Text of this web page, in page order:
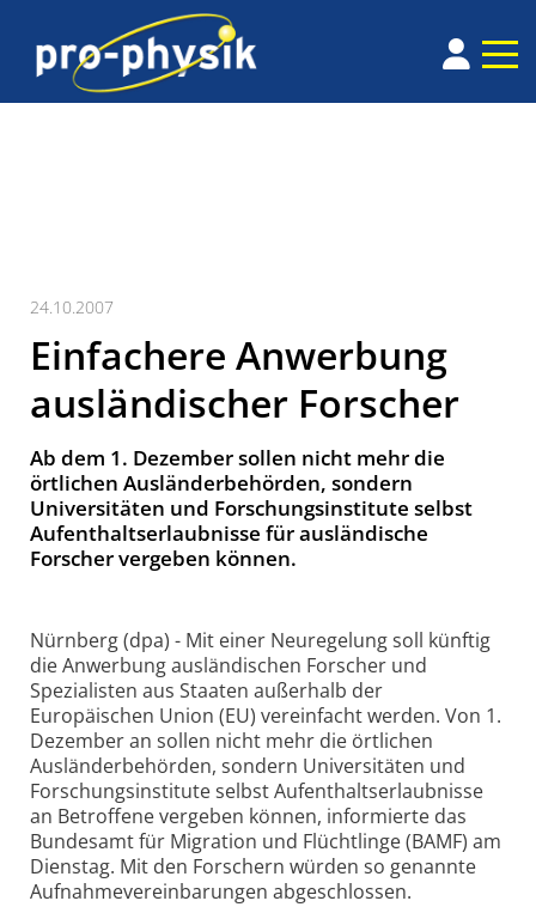
24.10.2007
Einfachere Anwerbung
ausländischer Forscher
Ab dem 1. Dezember sollen nicht mehr die
örtlichen Ausländerbehörden, sondern
Universitäten und Forschungsinstitute selbst
Aufenthaltserlaubnisse für ausländische
Forscher vergeben können.
Nürnberg (dpa) - Mit einer Neuregelung soll künftig
die Anwerbung ausländischen Forscher und
Spezialisten aus Staaten außerhalb der
Europäischen Union (EU) vereinfacht werden. Von 1.
Dezember an sollen nicht mehr die örtlichen
Ausländerbehörden, sondern Universitäten und
Forschungsinstitute selbst Aufenthaltserlaubnisse
an Betroffene vergeben können, informierte das
Bundesamt für Migration und Flüchtlinge (BAMF) am
Dienstag. Mit den Forschern würden so genannte
Aufnahmevereinbarungen abgeschlossen.